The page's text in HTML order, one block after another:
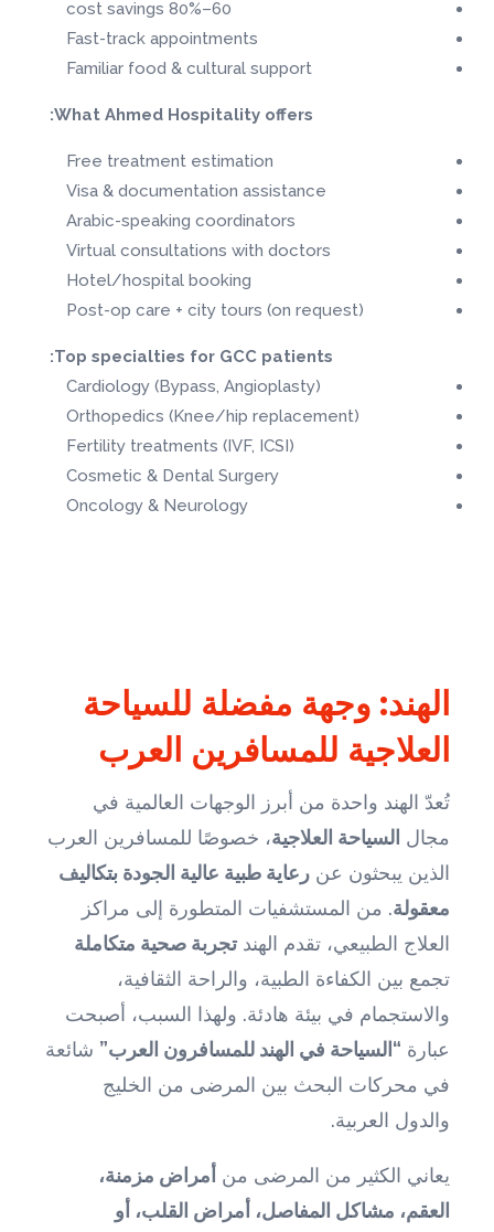
60–80% cost savings
Fast-track appointments
Familiar food & cultural support
What Ahmed Hospitality offers:
Free treatment estimation
Visa & documentation assistance
Arabic-speaking coordinators
Virtual consultations with doctors
Hotel/hospital booking
Post-op care + city tours (on request)
Top specialties for GCC patients:
Cardiology (Bypass, Angioplasty)
Orthopedics (Knee/hip replacement)
Fertility treatments (IVF, ICSI)
Cosmetic & Dental Surgery
Oncology & Neurology
الهند: وجهة مفضلة للسياحة
العلاجية للمسافرين العرب
تُعدّ الهند واحدة من أبرز الوجهات العالمية في
مجال السياحة العلاجية، خصوصًا للمسافرين العرب
الذين يبحثون عن رعاية طبية عالية الجودة بتكاليف
معقولة. من المستشفيات المتطورة إلى مراكز
العلاج الطبيعي، تقدم الهند تجربة صحية متكاملة
تجمع بين الكفاءة الطبية، والراحة الثقافية،
والاستجمام في بيئة هادئة. ولهذا السبب، أصبحت
عبارة “السياحة في الهند للمسافرون العرب” شائعة
في محركات البحث بين المرضى من الخليج
والدول العربية.
يعاني الكثير من المرضى من أمراض مزمنة،
العقم، مشاكل المفاصل، أمراض القلب، أو